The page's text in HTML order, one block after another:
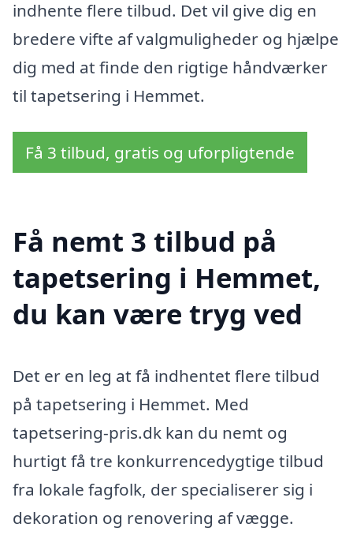
indhente flere tilbud. Det vil give dig en
bredere vifte af valgmuligheder og hjælpe
dig med at finde den rigtige håndværker
til tapetsering i Hemmet.
Få 3 tilbud, gratis og uforpligtende
Få nemt 3 tilbud på
tapetsering i Hemmet,
du kan være tryg ved
Det er en leg at få indhentet flere tilbud
på tapetsering i Hemmet. Med
tapetsering-pris.dk kan du nemt og
hurtigt få tre konkurrencedygtige tilbud
fra lokale fagfolk, der specialiserer sig i
dekoration og renovering af vægge.